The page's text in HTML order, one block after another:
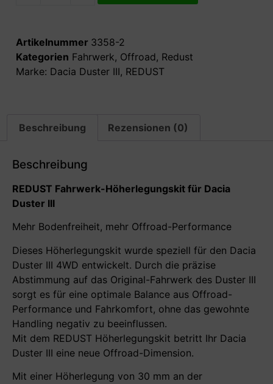
Artikelnummer 3358-2
Kategorien Fahrwerk, Offroad, Redust
Marke: Dacia Duster III, REDUST
Beschreibung Rezensionen (0)
Beschreibung
REDUST Fahrwerk-Höherlegungskit für Dacia
Duster III
Mehr Bodenfreiheit, mehr Offroad-Performance
Dieses Höherlegungskit wurde speziell für den Dacia
Duster III 4WD entwickelt. Durch die präzise
Abstimmung auf das Original-Fahrwerk des Duster III
sorgt es für eine optimale Balance aus Offroad-
Performance und Fahrkomfort, ohne das gewohnte
Handling negativ zu beeinflussen.
Mit dem REDUST Höherlegungskit betritt Ihr Dacia
Duster III eine neue Offroad-Dimension.
Mit einer Höherlegung von 30 mm an der